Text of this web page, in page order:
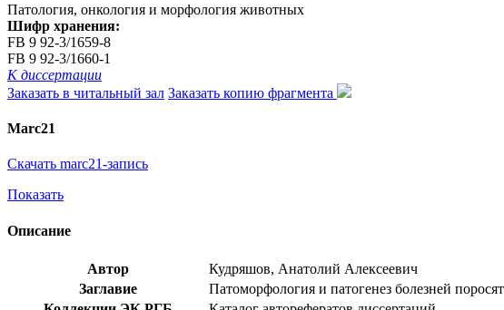
Патология, онкология и морфология животных
Шифр хранения:
FB 9 92-3/1659-8
FB 9 92-3/1660-1
К диссертации
Заказать в читальный зал Заказать копию фрагмента
Marc21
Скачать marc21-запись
Показать
Описание
Автор
Кудряшов, Анатолий Алексеевич
Заглавие
Патоморфология и патогенез болезней